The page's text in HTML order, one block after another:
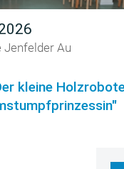
Jenfelder Au
kleine